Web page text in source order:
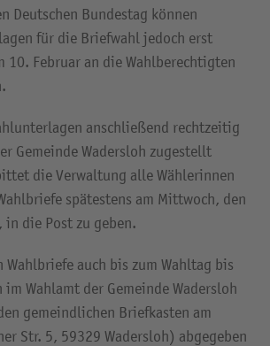
Deutschen Bundestag können
für die Briefwahl jedoch erst
10. Februar an die Wahlberechtigten
anschließend rechtzeitig
Gemeinde Wadersloh zugestellt
die Verwaltung alle Wählerinnen
spätestens am Mittwoch, den
in die Post zu geben.
auch bis zum Wahltag bis
Wahlamt der Gemeinde Wadersloh
gemeindlichen Briefkasten am
Str. 5, 59329 Wadersloh) abgegeben